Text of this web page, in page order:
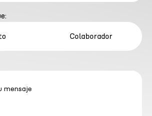
Colaborador